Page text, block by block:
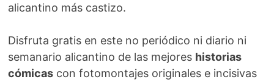
alicantino más castizo.
Disfruta gratis en este no periódico ni diario ni
semanario alicantino de las mejores historias
cómicas con fotomontajes originales e incisivas